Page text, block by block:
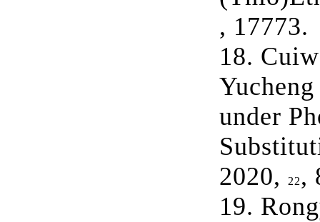
, 17773.
18.
under
2020,
22,
19.